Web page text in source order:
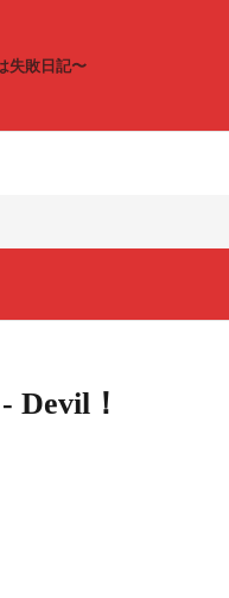
失敗日記〜
！